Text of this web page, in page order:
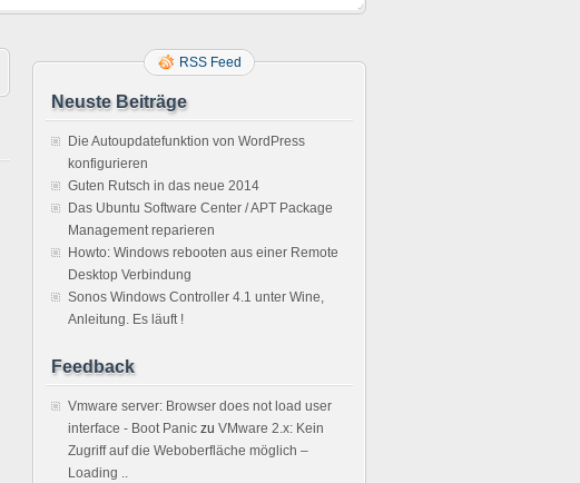
RSS Feed
Neuste Beiträge
Die Autoupdatefunktion von WordPress
konfigurieren
Guten Rutsch in das neue 2014
Das Ubuntu Software Center / APT Package
Management reparieren
Howto: Windows rebooten aus einer Remote
Desktop Verbindung
Sonos Windows Controller 4.1 unter Wine,
Anleitung. Es läuft !
Feedback
Vmware server: Browser does not load user
interface - Boot Panic zu VMware 2.x: Kein
Zugriff auf die Weboberfläche möglich –
Loading ..